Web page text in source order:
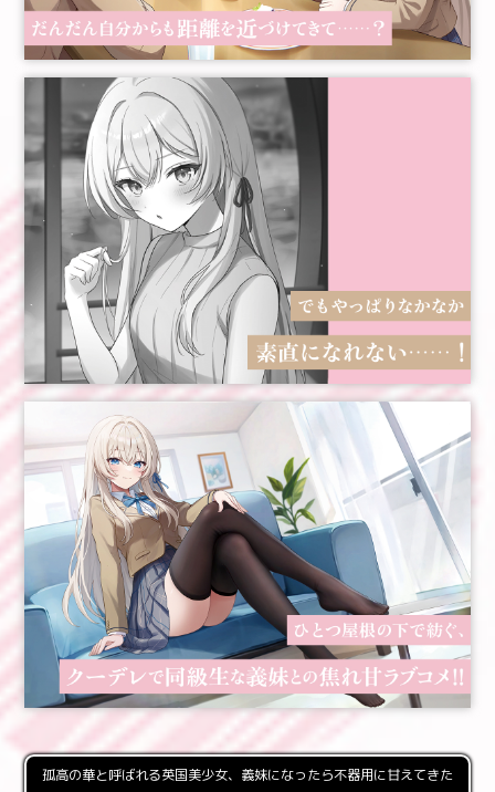
孤高の華と呼ばれる英国美少女、義妹になったら不器用に甘えてきた